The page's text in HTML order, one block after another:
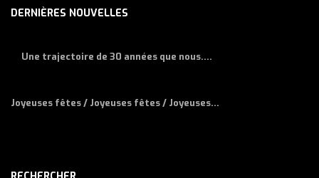
DERNIÈRES NOUVELLES
Une trajectoire de 30 années que nous....
Joyeuses fêtes / Joyeuses fêtes / Joyeuses...